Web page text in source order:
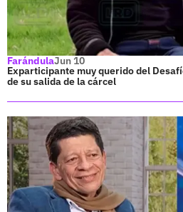
FarándulaJun 10
Exparticipante muy querido del
de su salida de la cárcel